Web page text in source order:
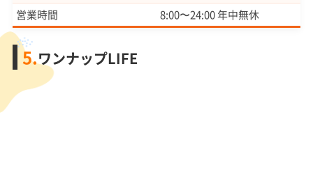
営業時間
8:00〜24:00 年中無休
5.ワンナップLIFE